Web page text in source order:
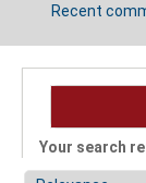
Recent
Your search